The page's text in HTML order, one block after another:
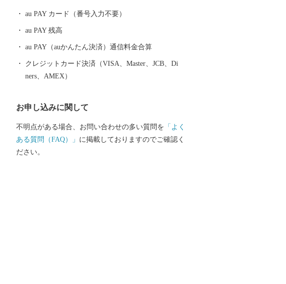
生み出されるこれらの果物などは、どれも最高級品で
あります。 「つながりつなげる いろどりのまち
かみのやま」 この将来都市像を実現するため、「ふる
シティプロモーション推進係 〒999-3192 山形県上山
au PAY カード（番号入力不要）
au PAY 残高
au PAY（auかんたん決済）通信料金合算
クレジットカード決済（VISA、Master、JCB、Di
ners、AMEX）
お申し込みに関して
不明点がある場合、お問い合わせの多い質問を 「よく
ある質問（FAQ）」 に掲載しておりますのでご確認く
ださい。